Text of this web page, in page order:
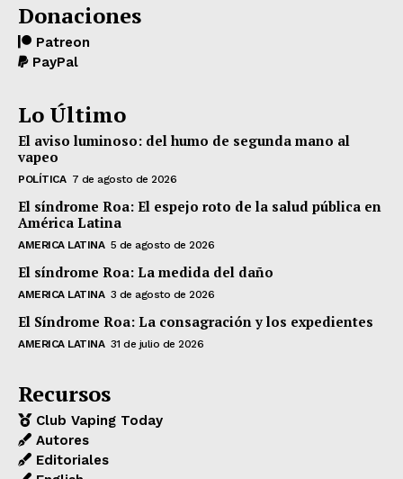
Donaciones
Patreon
PayPal
Lo Último
El aviso luminoso: del humo de segunda mano al
vapeo
POLÍTICA 7 de agosto de 2026
El síndrome Roa: El espejo roto de la salud pública en
América Latina
AMERICA LATINA 5 de agosto de 2026
El síndrome Roa: La medida del daño
AMERICA LATINA 3 de agosto de 2026
El Síndrome Roa: La consagración y los expedientes
AMERICA LATINA 31 de julio de 2026
Recursos
Club Vaping Today
Autores
Editoriales